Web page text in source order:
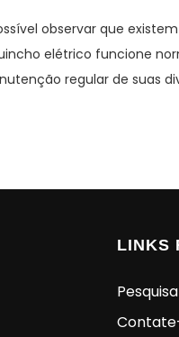
observar que
elétrico funcione
regular de suas
LINKS